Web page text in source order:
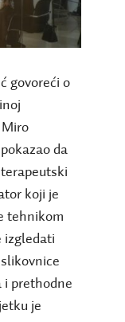
govoreći o
da
koji je
tehnikom
izgledati
i prethodne
je